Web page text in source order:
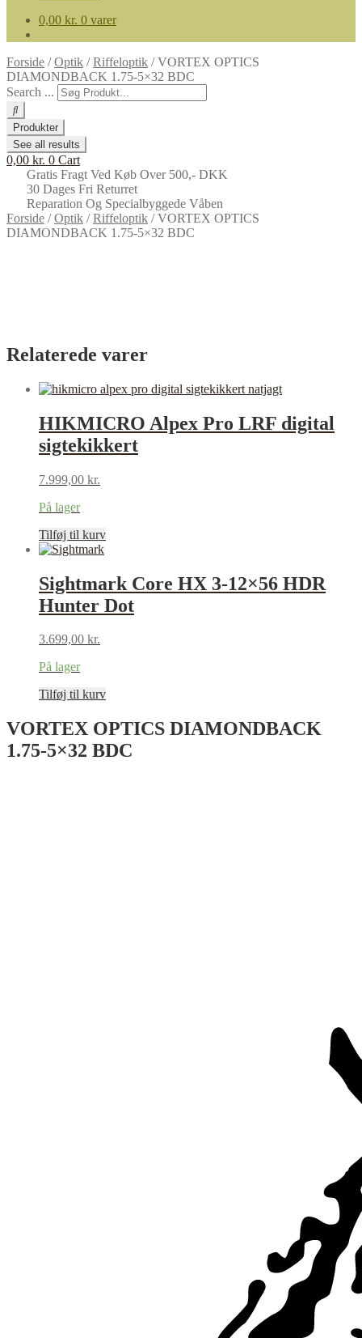
0,00 kr. 0 varer
Forside /Optik /Riffeloptik /VORTEX OPTICS
DIAMONDBACK 1.75-5×32 BDC
Search ...
Produkter
See all results
0,00 kr. 0 Cart
Gratis Fragt Ved Køb Over 500,- DKK
30 Dages Fri Returret
Reparation Og Specialbyggede Våben
Forside /Optik /Riffeloptik /VORTEX OPTICS
DIAMONDBACK 1.75-5×32 BDC
Relaterede varer
HIKMICRO Alpex Pro LRF digital
sigtekikkert
7.999,00 kr.
På lager
Tilføj til kurv
Sightmark Core HX 3-12×56 HDR
Hunter Dot
3.699,00 kr.
På lager
Tilføj til kurv
VORTEX OPTICS DIAMONDBACK
1.75-5×32 BDC